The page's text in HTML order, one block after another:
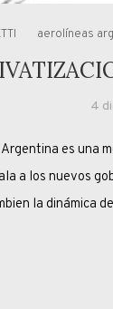
aerolíneas
4
Argentina es una
a los nuevos
la dinámica